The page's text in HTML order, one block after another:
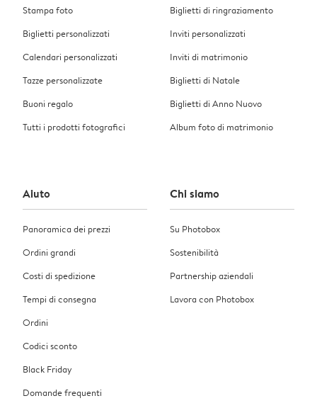
Stampa foto
Biglietti personalizzati
Calendari personalizzati
Tazze personalizzate
Buoni regalo
Tutti i prodotti fotografici
Biglietti di ringraziamento
Inviti personalizzati
Inviti di matrimonio
Biglietti di Natale
Biglietti di Anno Nuovo
Album foto di matrimonio
Aiuto
Panoramica dei prezzi
Ordini grandi
Costi di spedizione
Tempi di consegna
Ordini
Codici sconto
Black Friday
Domande frequenti
Chi siamo
Su Photobox
Sostenibilità
Partnership aziendali
Lavora con Photobox